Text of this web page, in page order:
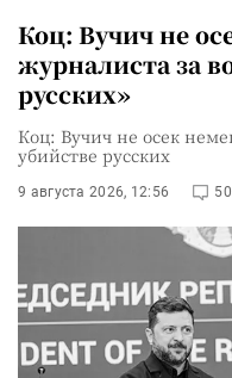
Коц: Вучич не
журналиста за
русских»
Коц: Вучич не осек
убийстве русских
9 августа 2026, 12:56 50